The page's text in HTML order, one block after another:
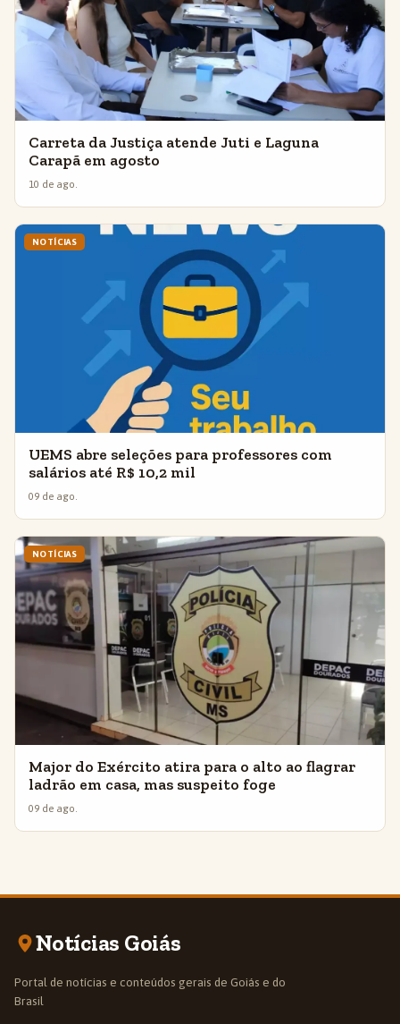
Carreta da Justiça atende Juti e Laguna
Carapã em agosto
10 de ago.
NOTÍCIAS
UEMS abre seleções para professores com
salários até R$ 10,2 mil
09 de ago.
NOTÍCIAS
Major do Exército atira para o alto ao flagrar
ladrão em casa, mas suspeito foge
09 de ago.
Notícias Goiás
Portal de notícias e conteúdos gerais de Goiás e do
Brasil